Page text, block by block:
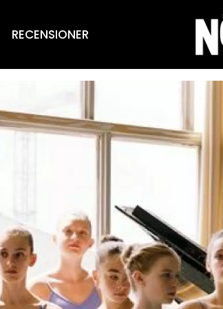
RECENSIONER